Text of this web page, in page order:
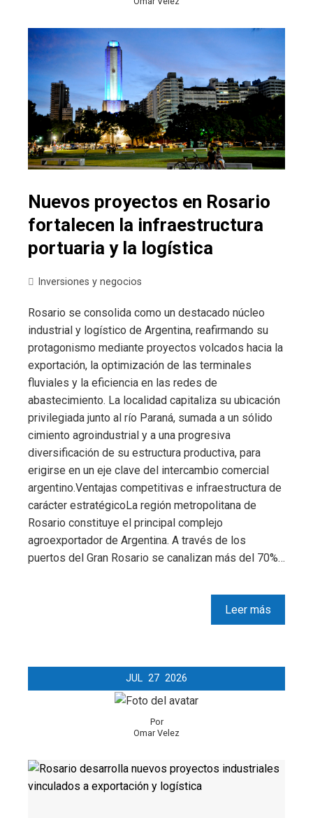
Nuevos proyectos en Rosario
fortalecen la infraestructura
portuaria y la logística
Inversiones y negocios
Rosario se consolida como un destacado núcleo
industrial y logístico de Argentina, reafirmando su
protagonismo mediante proyectos volcados hacia la
exportación, la optimización de las terminales
fluviales y la eficiencia en las redes de
abastecimiento. La localidad capitaliza su ubicación
privilegiada junto al río Paraná, sumada a un sólido
cimiento agroindustrial y a una progresiva
diversificación de su estructura productiva, para
erigirse en un eje clave del intercambio comercial
argentino.Ventajas competitivas e infraestructura de
carácter estratégicoLa región metropolitana de
Rosario constituye el principal complejo
agroexportador de Argentina. A través de los
puertos del Gran Rosario se canalizan más del 70%…
Leer más
JUL 27 2026
Por
Omar Velez